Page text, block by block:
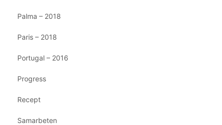
Palma – 2018
Paris – 2018
Portugal – 2016
Progress
Recept
Samarbeten